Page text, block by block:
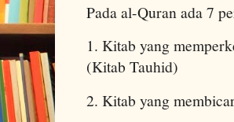
Pada al-Quran ada 7
1. Kitab yang
(Kitab Tauhid)
2. Kitab yang